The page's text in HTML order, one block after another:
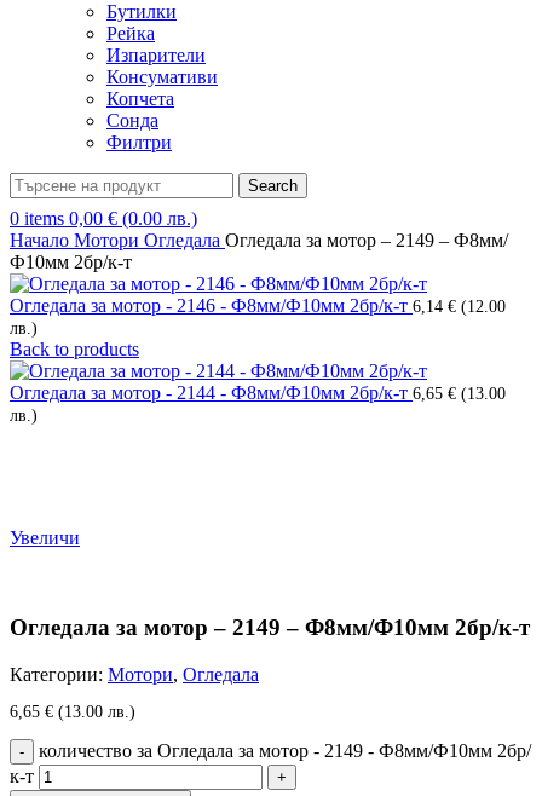
Бутилки
Рейка
Изпарители
Консумативи
Копчета
Сонда
Филтри
Search
0 items 0,00 € (0.00 лв.)
Начало Мотори Огледала Огледала за мотор – 2149 – Ф8мм/
Ф10мм 2бр/к-т
Огледала за мотор - 2146 - Ф8мм/Ф10мм 2бр/к-т 6,14 € (12.00
лв.)
Back to products
Огледала за мотор - 2144 - Ф8мм/Ф10мм 2бр/к-т 6,65 € (13.00
лв.)
Увеличи
Огледала за мотор – 2149 – Ф8мм/Ф10мм 2бр/к-т
Категории: Мотори, Огледала
6,65 € (13.00 лв.)
количество за Огледала за мотор - 2149 - Ф8мм/Ф10мм 2бр/
к-т